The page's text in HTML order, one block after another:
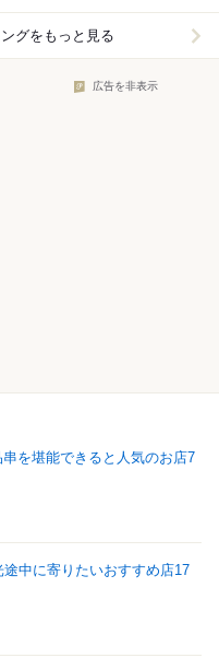
グをもっと見る
広告を非表示
を堪能できると人気のお店7
中に寄りたいおすすめ店17